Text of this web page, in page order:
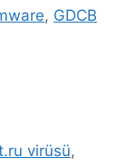
, GDCB
virüsü,